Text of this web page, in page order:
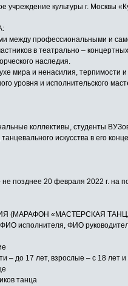
учреждение культуры г. Москвы
между профессиональными и
в театрально –
наследия.
мира и ненасилия, терпимости
уровня и исполнительского
коллективы, студенты
искусства в его
позднее 20 февраля 2022 г. на
(МАРАФОН «МАСТЕРСКАЯ
исполнителя, ФИО
– до 17 лет, взрослые – с 18 лет
танца